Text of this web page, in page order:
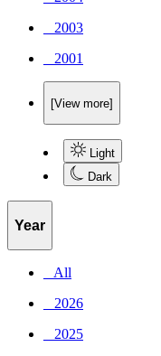
_ 2003
_ 2001
[View more]
Light
Dark
Year
_ All
_ 2026
_ 2025